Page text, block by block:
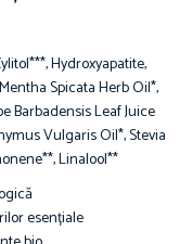
Hydroxyapatite,
Spicata Herb Oil*,
Barbadensis Leaf Juice
Vulgaris Oil*, Stevia
Linalool**
esențiale